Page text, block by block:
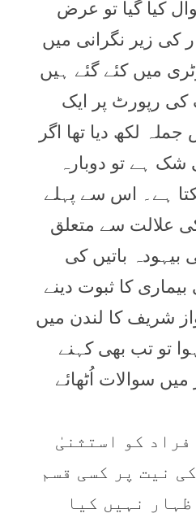
کیا گیا تو عرض
کی زیر نگرانی میں
میں کئے گئے ہیں
رپورٹ پر ایک
لکھ دیا تھا اگر
ہے تو دوبارہ
ہے۔ اس سے پہلے
علالت سے متعلق
باتیں کی
بیماری کا ثبوت دینے
شریف کا لندن میں
تو تب بھی کہنے
میں سوالات اُٹھائے
کو استثنیٰ
نیت پر کسی قسم
نہیں کیا